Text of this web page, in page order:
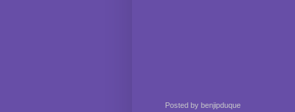
Posted by benjipduque